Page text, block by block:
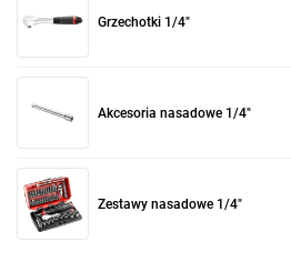
Grzechotki 1/4"
Akcesoria nasadowe 1/4"
Zestawy nasadowe 1/4"